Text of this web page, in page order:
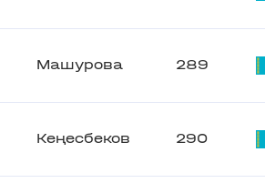
Машурова 289
Кеңесбеков 290